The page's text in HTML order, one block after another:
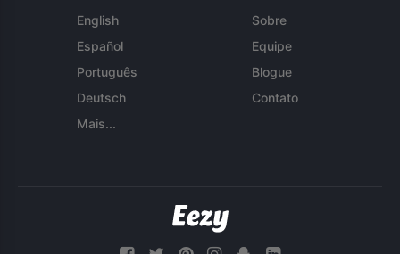
English
Español
Português
Deutsch
Mais...
Sobre
Equipe
Blogue
Contato